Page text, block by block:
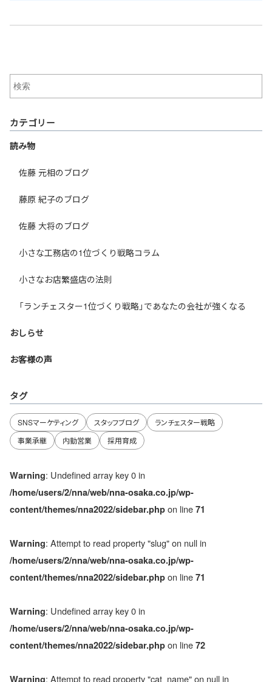
カテゴリー
読み物
佐藤 元相のブログ
藤原 紀子のブログ
佐藤 大将のブログ
小さな工務店の1位づくり戦略コラム
小さなお店繁盛店の法則
「ランチェスター1位づくり戦略」であなたの会社が強くなる
おしらせ
お客様の声
タグ
SNSマーケティング スタッフブログ
ランチェスター戦略
事業承継
内勤営業 採用育成
Warning: Undefined array key 0 in
/home/users/2/nna/web/nna-osaka.co.jp/wp-
content/themes/nna2022/sidebar.php on line 71
Warning: Attempt to read property "slug" on null in
/home/users/2/nna/web/nna-osaka.co.jp/wp-
content/themes/nna2022/sidebar.php on line 71
Warning: Undefined array key 0 in
/home/users/2/nna/web/nna-osaka.co.jp/wp-
content/themes/nna2022/sidebar.php on line 72
Warning: Attempt to read property "cat_name" on null in